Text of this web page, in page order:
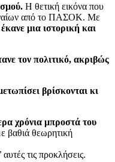
Η θετική εικόνα που
από το ΠΑΣΟΚ. Με
μια ιστορική και
τον πολιτικό, ακριβώς
βρίσκονται κι
χρόνια μπροστά του
βαθιά θεωρητική
τις προκλήσεις.